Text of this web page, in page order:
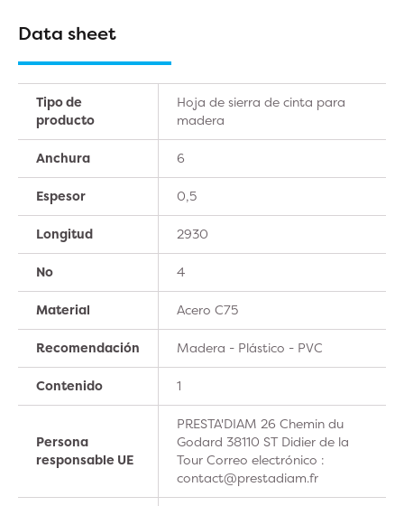
Data sheet
Tipo de
producto
Hoja de sierra de cinta para
madera
Anchura 6
Espesor 0,5
Longitud 2930
No 4
Material Acero C75
Recomendación Madera - Plástico - PVC
Contenido 1
Persona
responsable UE
PRESTA'DIAM 26 Chemin du
Godard 38110 ST Didier de la
Tour Correo electrónico :
contact@prestadiam.fr